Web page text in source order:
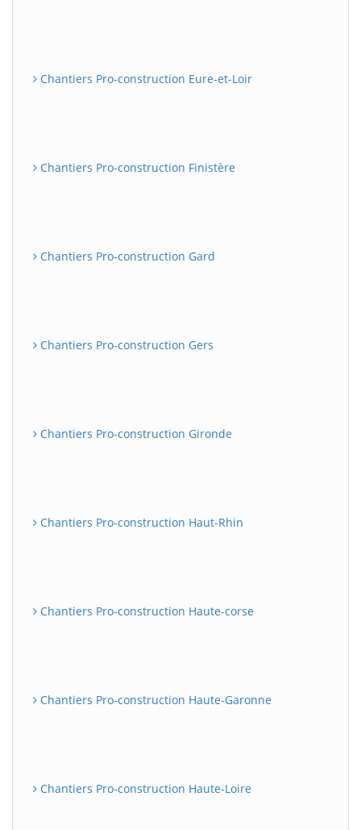
Chantiers Pro-construction Eure-et-Loir
Chantiers Pro-construction Finistère
Chantiers Pro-construction Gard
Chantiers Pro-construction Gers
Chantiers Pro-construction Gironde
Chantiers Pro-construction Haut-Rhin
Chantiers Pro-construction Haute-corse
Chantiers Pro-construction Haute-Garonne
Chantiers Pro-construction Haute-Loire